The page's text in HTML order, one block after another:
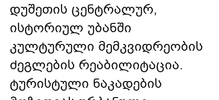
დუშეთის ცენტრალურ,
ისტორიულ უბანში
კულტურული მემკვიდრეობის
ძეგლების რეაბილიტაცია.
ტურისტული ნაკადების